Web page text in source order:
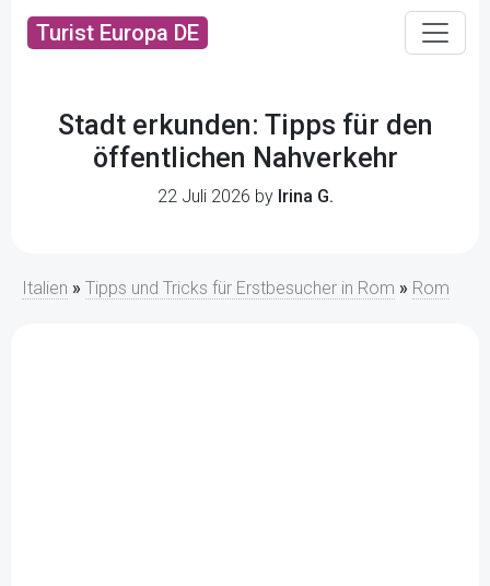
Turist Europa DE
Stadt erkunden: Tipps für den
öffentlichen Nahverkehr
22 Juli 2026 by Irina G.
Italien » Tipps und Tricks für Erstbesucher in Rom » Rom